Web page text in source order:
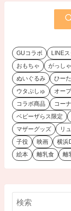
GUコラボ LINE
おもちゃ
がっし
ぬいぐるみ
ひー
ウタぷしゅ
オー
コラボ商品
コー
ベビーザらス限定
マザーグッズ
リ
子役
映画 横浜
絵本
離乳食 離